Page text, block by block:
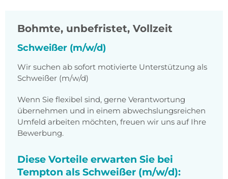
Bohmte, unbefristet, Vollzeit
Schweißer (m/w/d)
Wir suchen ab sofort motivierte Unterstützung als
Schweißer (m/w/d)
Wenn Sie flexibel sind, gerne Verantwortung
übernehmen und in einem abwechslungsreichen
Umfeld arbeiten möchten, freuen wir uns auf Ihre
Bewerbung.
Diese Vorteile erwarten Sie bei
Tempton als Schweißer (m/w/d):